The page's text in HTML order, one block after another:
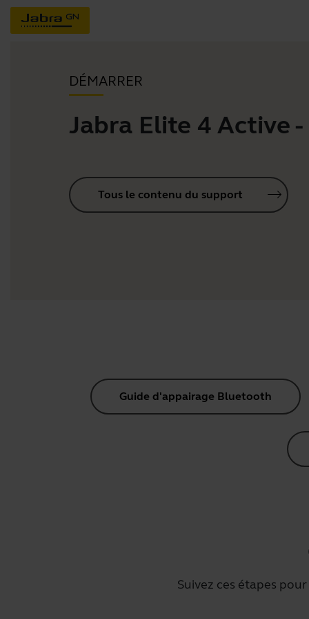
DÉMARRER
Jabra Elite 4 Active -
Tous le contenu du support
Guide d'appairage Bluetooth
Suivez ces étapes